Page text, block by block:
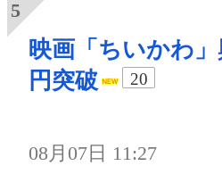
映画「ちいかわ
円突破
20
08月07日 11:27